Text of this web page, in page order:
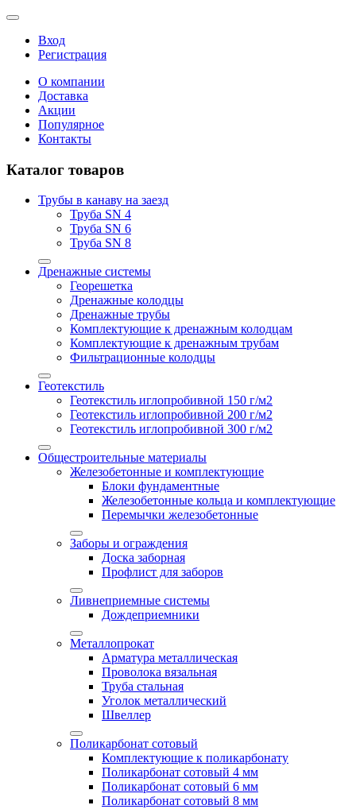
Вход
Регистрация
О компании
Доставка
Акции
Популярное
Контакты
Каталог товаров
Трубы в канаву на заезд
Труба SN 4
Труба SN 6
Труба SN 8
Дренажные системы
Георешетка
Дренажные колодцы
Дренажные трубы
Комплектующие к дренажным колодцам
Комплектующие к дренажным трубам
Фильтрационные колодцы
Геотекстиль
Геотекстиль иглопробивной 150 г/м2
Геотекстиль иглопробивной 200 г/м2
Геотекстиль иглопробивной 300 г/м2
Общестроительные материалы
Железобетонные и комплектующие
Блоки фундаментные
Железобетонные кольца и комплектующие
Перемычки железобетонные
Заборы и ограждения
Доска заборная
Профлист для заборов
Ливнеприемные системы
Дождеприемники
Металлопрокат
Арматура металлическая
Проволока вязальная
Труба стальная
Уголок металлический
Швеллер
Поликарбонат сотовый
Комплектующие к поликарбонату
Поликарбонат сотовый 4 мм
Поликарбонат сотовый 6 мм
Поликарбонат сотовый 8 мм